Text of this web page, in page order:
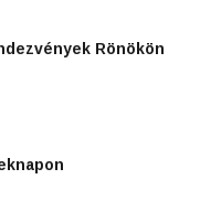
Rönökön